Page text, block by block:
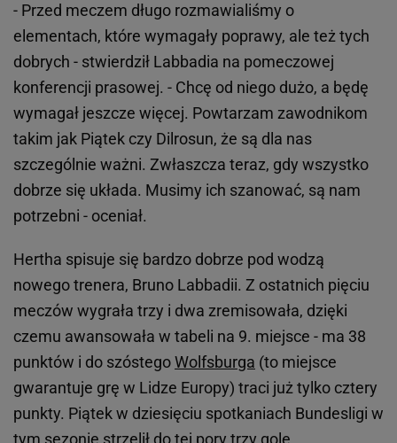
- Przed meczem długo rozmawialiśmy o
elementach, które wymagały poprawy, ale też tych
dobrych - stwierdził Labbadia na pomeczowej
konferencji prasowej. - Chcę od niego dużo, a będę
wymagał jeszcze więcej. Powtarzam zawodnikom
takim jak Piątek czy Dilrosun, że są dla nas
szczególnie ważni. Zwłaszcza teraz, gdy wszystko
dobrze się układa. Musimy ich szanować, są nam
potrzebni - oceniał.
Hertha spisuje się bardzo dobrze pod wodzą
nowego trenera, Bruno Labbadii. Z ostatnich pięciu
meczów wygrała trzy i dwa zremisowała, dzięki
czemu awansowała w tabeli na 9. miejsce - ma 38
punktów i do szóstegoWolfsburga (to miejsce
gwarantuje grę w Lidze Europy) traci już tylko cztery
punkty. Piątek w dziesięciu spotkaniach Bundesligi w